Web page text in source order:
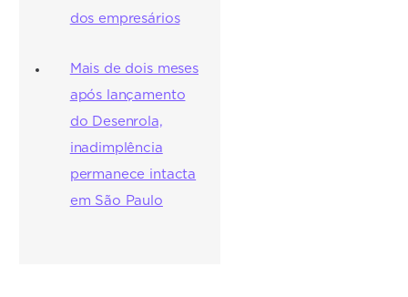
dos empresários
Mais de dois meses
após lançamento
do Desenrola,
inadimplência
permanece intacta
em São Paulo